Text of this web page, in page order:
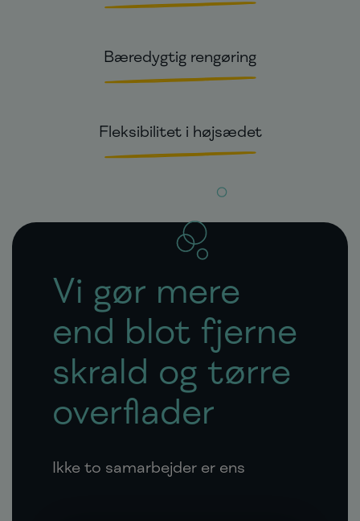
Bæredygtig rengøring
Fleksibilitet i højsædet
Vi gør mere
end blot fjerne
skrald og tørre
overflader
Ikke to samarbejder er ens